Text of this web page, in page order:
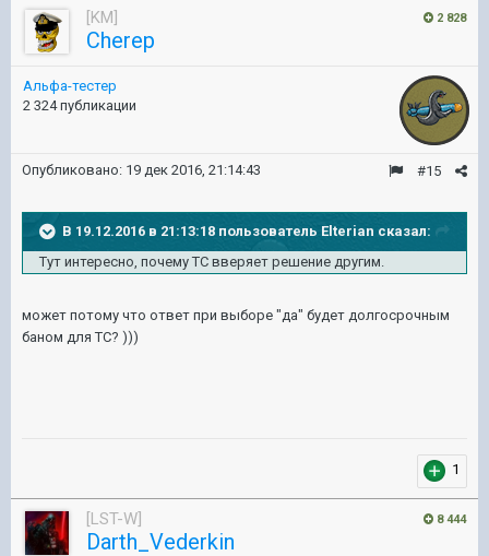
2 828
[KM]
Cherep
Альфа-тестер
2 324 публикации
#15
Опубликовано: 19 дек 2016, 21:14:43
В 19.12.2016 в 21:13:18 пользователь Elterian сказал:
Тут интересно, почему ТС вверяет решение другим.
может потому что ответ при выборе "да" будет долгосрочным
баном для ТС? )))
1
8 444
[LST-W]
Darth_Vederkin